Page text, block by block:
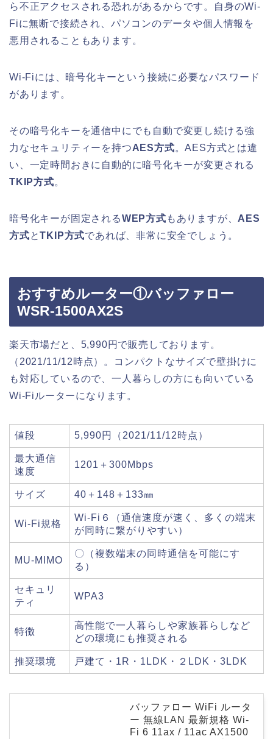
ら不正アクセスされる恐れがあるからです。自身のWi-
Fiに無断で接続され、パソコンのデータや個人情報を
悪用されることもあります。
Wi-Fiには、暗号化キーという接続に必要なパスワード
があります。
その暗号化キーを通信中にでも自動で変更し続ける強
力なセキュリティーを持つAES方式。AES方式とは違
い、一定時間おきに自動的に暗号化キーが変更される
TKIP方式。
暗号化キーが固定されるWEP方式 もありますが、 AES
方式とTKIP方式であれば、非常に安全でしょう。
おすすめルーター①バッファロー
WSR-1500AX2S
楽天市場だと、5,990円で販売しております。
（2021/11/12時点）。コンパクトなサイズで壁掛けに
も対応しているので、一人暮らしの方にも向いている
Wi-Fiルーターになります。
値段 5,990円（2021/11/12時点）
最大通信
速度
1201＋300Mbps
サイズ 40＋148＋133㎜
Wi-Fi規格
Wi-Fi６（通信速度が速く、多くの端末
が同時に繋がりやすい）
MU-MIMO
〇（複数端末の同時通信を可能にす
る）
セキュリ
ティ
WPA3
特徴
高性能で一人暮らしや家族暮らしなど
どの環境にも推奨される
推奨環境 戸建て・1R・1LDK・２LDK・3LDK
バッファロー WiFi ルータ
ー 無線LAN 最新規格 Wi-
Fi 6 11ax / 11ac AX1500